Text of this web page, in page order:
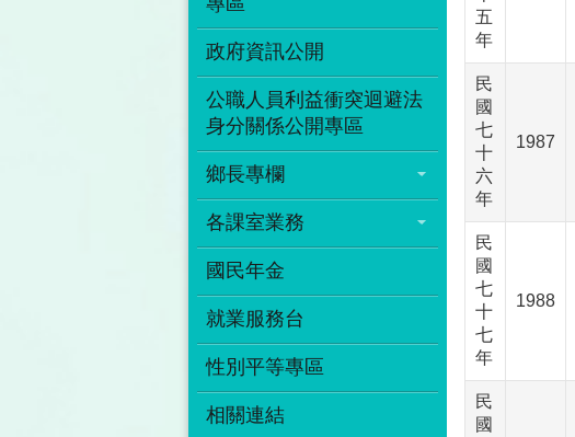
政府資訊公開
公職人員利益衝突迴避法
身分關係公開專區
鄉長專欄
各課室業務
國民年金
就業服務台
性別平等專區
相關連結
五
年
民
國
七
十
六
年
1987
民
國
七
十
七
年
1988
民
國